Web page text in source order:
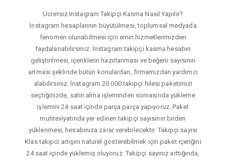
Ücretsiz Instagram Takipçi Kasma Nasıl Yapılır?
İnstagram hesaplarının büyütülmesi, toplumsal medyada
fenomen olunabilmesi için emin hizmetlerimizden
faydalanabilirsiniz. İnstagram takipçi kasma hesabın
geliştirilmesi, içeriklerin hazırlanması ve beğeni sayısının
artması şeklinde bütün konulardan, firmamızdan yardımcı
alabilirsiniz. İnstagram 20.000 takipçi hilesi paketimizi
seçtiğinizde, satın alma işleminden sonrasında yükleme
işlemini 24 saat içinde parça parça yapıyoruz. Paket
muhteviyatında yer edinen takipçi sayısının birden
yüklenmesi, hesabınıza zarar verebilecektir. Takipçi sayısı
Klas takipci artışını naturel gösterebilmek için paket içeriğini
24 saat içinde yüklemiş oluyoruz. Takipçi sayınız arttığında,